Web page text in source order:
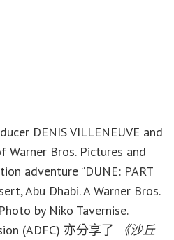
DENIS VILLENEUVE and
Warner Bros. Pictures and
adventure “DUNE: PART
Abu Dhabi. A Warner Bros.
by Niko Tavernise.
(ADFC) 亦分享了
《沙丘